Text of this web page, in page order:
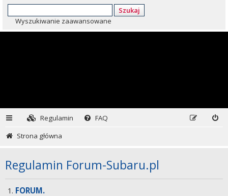
Szukaj
Wyszukiwanie zaawansowane
Regulamin
FAQ
Strona główna
Regulamin Forum-Subaru.pl
FORUM.